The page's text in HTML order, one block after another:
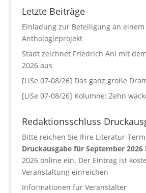
Letzte Beiträge
Einladung zur Beteiligung an einem
Anthologieprojekt
Stadt zeichnet Friedrich Ani mit
2026 aus
[LiSe 07-08/26] Das ganz große
[LiSe 07-08/26] Kolumne: Zehn
Redaktionsschluss
Bitte reichen Sie Ihre Literatur-
Druckausgabe für September 2026
2026 online ein. Der Eintrag ist
Veranstaltung einreichen
Informationen für Veranstalter